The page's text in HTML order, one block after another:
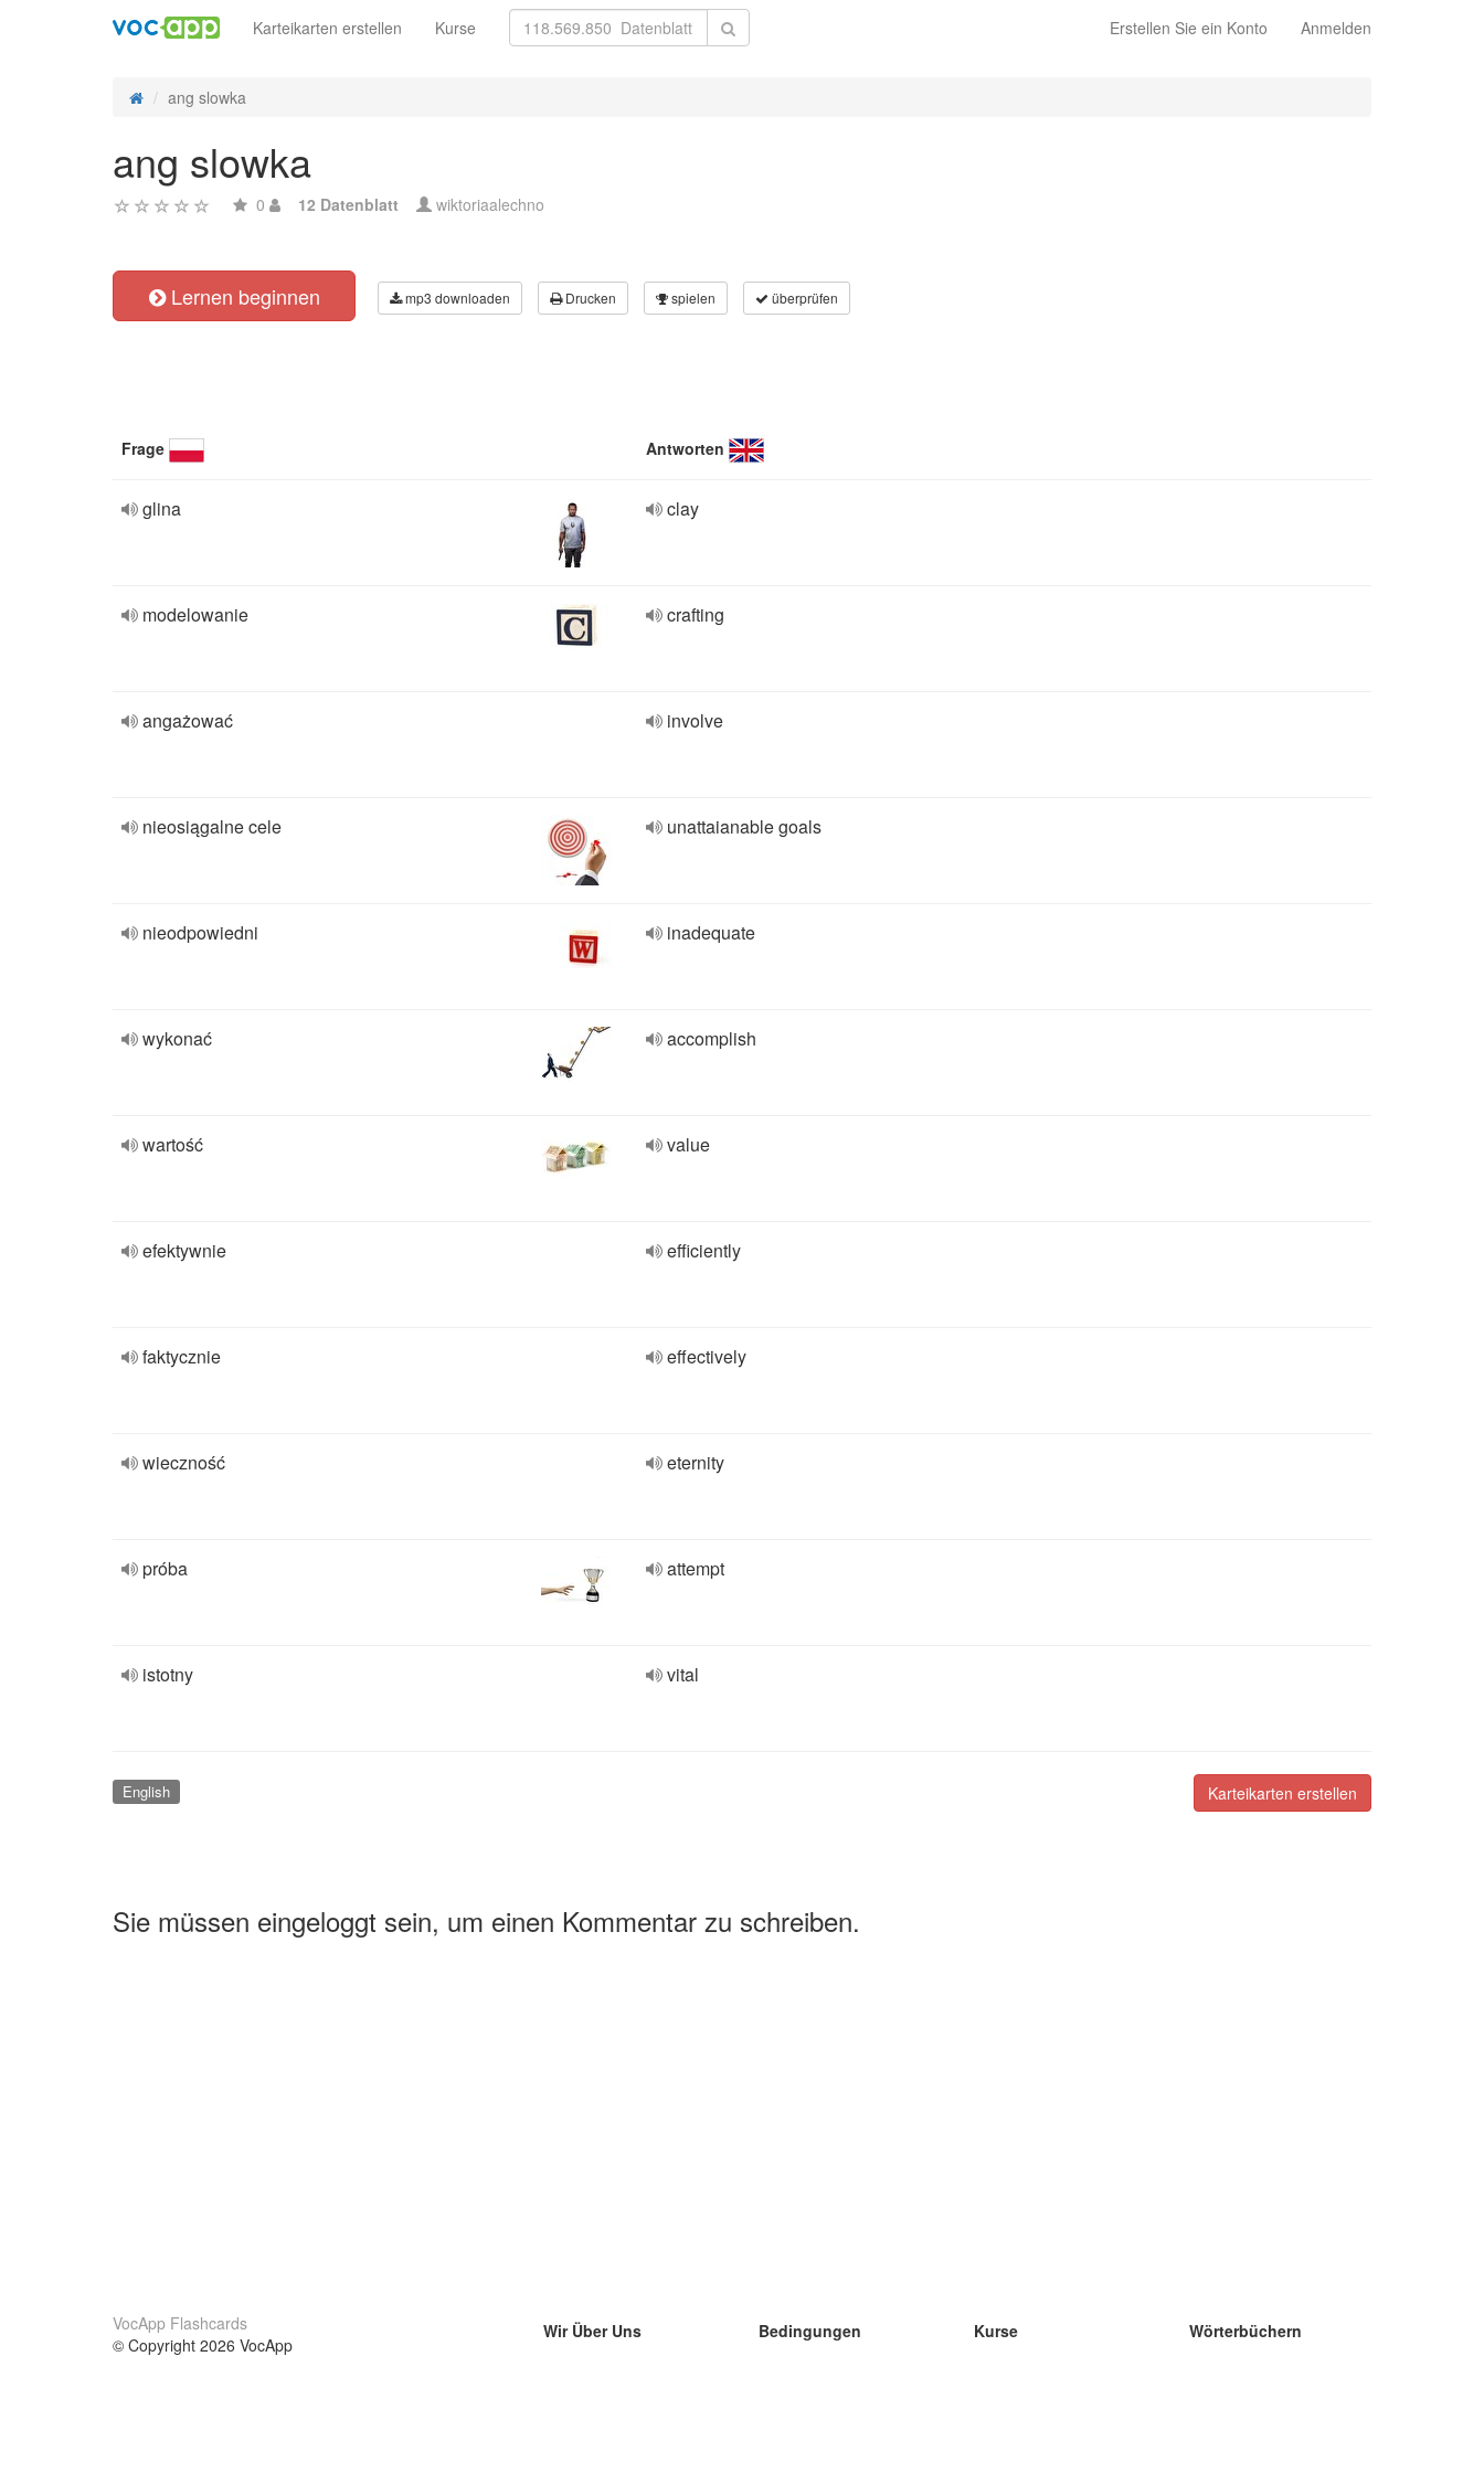
Erstellen Sie ein Konto Anmelden
Karteikarten erstellen Kurse
ang slowka
ang slowka
0 12 Datenblatt wiktoriaalechno
Lernen beginnen mp3 downloaden Drucken spielen überprüfen
Frage Antworten
glina clay
modelowanie crafting
angażować involve
nieosiągalne cele unattaianable goals
nieodpowiedni inadequate
wykonać accomplish
wartość value
efektywnie efficiently
faktycznie effectively
wieczność eternity
próba attempt
istotny vital
Karteikarten erstellen
English
Sie müssen eingeloggt sein, um einen Kommentar zu schreiben.
VocApp Flashcards
© Copyright 2026 VocApp
Wir Über Uns
Bedingungen
Kurse
Wörterbüchern